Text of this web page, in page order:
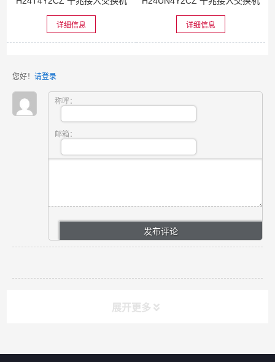
详细信息 详细信息
您好！ 请登录
称呼：
邮箱：
展开更多